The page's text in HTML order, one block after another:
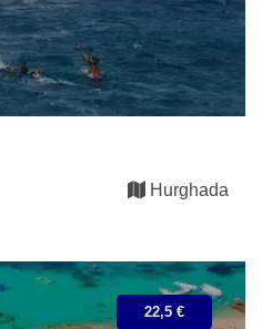
Hurghada
22,5 €